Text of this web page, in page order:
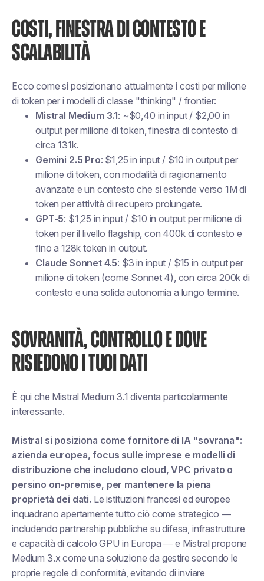
COSTI, FINESTRA DI CONTESTO E
SCALABILITÀ
Ecco come si posizionano attualmente i costi per milione
di token per i modelli di classe "thinking" / frontier:
Mistral Medium 3.1: ~$0,40 in input / $2,00 in
output per milione di token, finestra di contesto di
circa 131k.
Gemini 2.5 Pro: $1,25 in input / $10 in output per
milione di token, con modalità di ragionamento
avanzate e un contesto che si estende verso 1M di
token per attività di recupero prolungate.
GPT-5: $1,25 in input / $10 in output per milione di
token per il livello flagship, con 400k di contesto e
fino a 128k token in output.
Claude Sonnet 4.5: $3 in input / $15 in output per
milione di token (come Sonnet 4), con circa 200k di
contesto e una solida autonomia a lungo termine.
SOVRANITÀ, CONTROLLO E DOVE
RISIEDONO I TUOI DATI
È qui che Mistral Medium 3.1 diventa particolarmente
interessante.
Mistral si posiziona come fornitore di IA "sovrana":
azienda europea, focus sulle imprese e modelli di
distribuzione che includono cloud, VPC privato o
persino on-premise, per mantenere la piena
proprietà dei dati. Le istituzioni francesi ed europee
inquadrano apertamente tutto ciò come strategico —
includendo partnership pubbliche su difesa, infrastrutture
e capacità di calcolo GPU in Europa — e Mistral propone
Medium 3.x come una soluzione da gestire secondo le
proprie regole di conformità, evitando di inviare